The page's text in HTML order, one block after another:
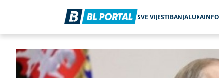
SVE VIJESTIBANJALUKAINFO